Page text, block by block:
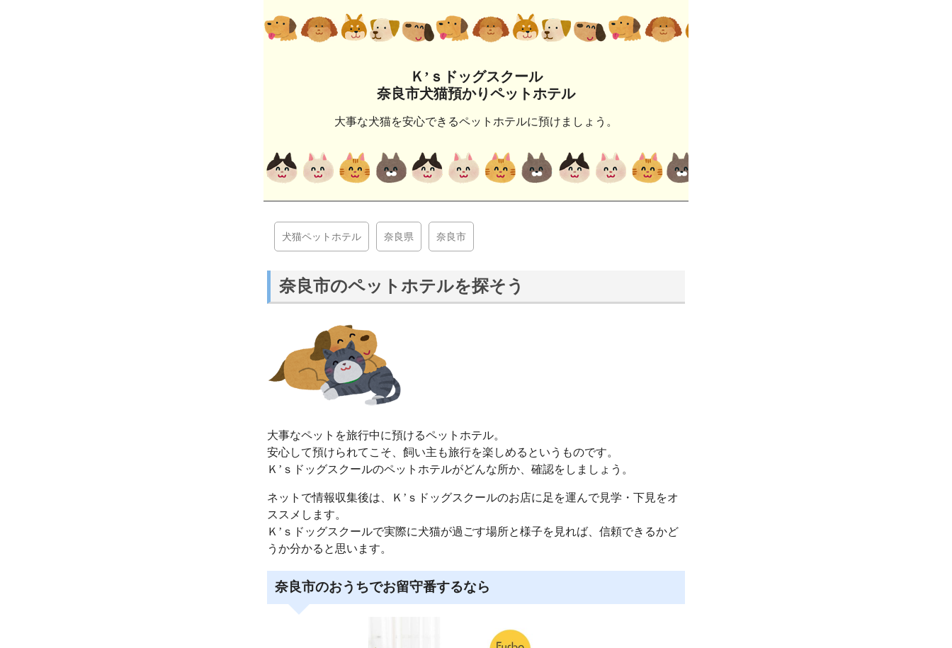
Ｋ’ｓドッグスクール
奈良市犬猫預かりペットホテル
大事な犬猫を安心できるペットホテルに預けましょう。
犬猫ペットホテル 奈良県 奈良市
奈良市のペットホテルを探そう
大事なペットを旅行中に預けるペットホテル。
安心して預けられてこそ、飼い主も旅行を楽しめるというものです。
Ｋ’ｓドッグスクールのペットホテルがどんな所か、確認をしましょう。
ネットで情報収集後は、Ｋ’ｓドッグスクールのお店に足を運んで見学・下見をオ
ススメします。
Ｋ’ｓドッグスクールで実際に犬猫が過ごす場所と様子を見れば、信頼できるかど
うか分かると思います。
奈良市のおうちでお留守番するなら